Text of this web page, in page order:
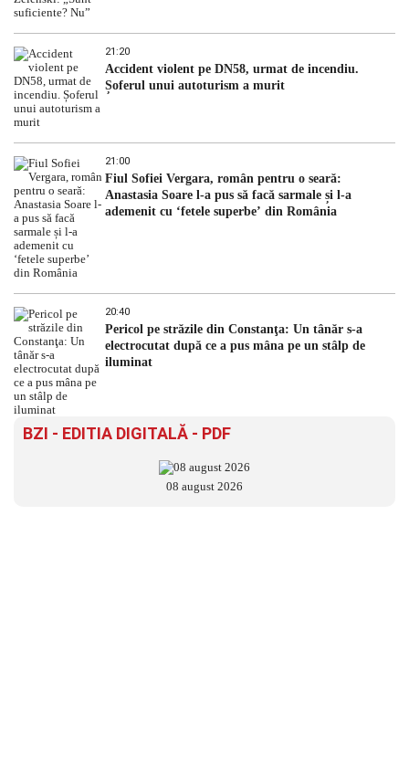
21:20
Accident violent pe DN58, urmat de incendiu.
Șoferul unui autoturism a murit
21:00
Fiul Sofiei Vergara, român pentru o seară:
Anastasia Soare l-a pus să facă sarmale și l-a
ademenit cu ‘fetele superbe’ din România
20:40
Pericol pe străzile din Constanţa: Un tânăr s-a
electrocutat după ce a pus mâna pe un stâlp de
iluminat
BZI - EDITIA DIGITALĂ - PDF
08 august 2026